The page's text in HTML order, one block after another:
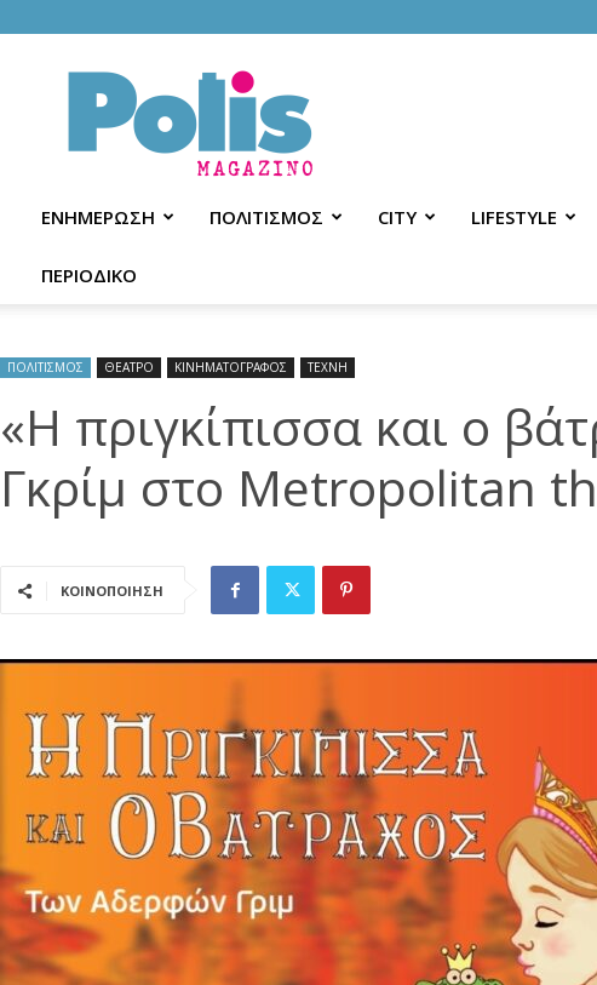
Polis
Magazino
ΕΝΗΜΕΡΩΣΗ ΠΟΛΙΤΙΣΜΟΣ CITY LIFESTYLE
ΠΕΡΙΟΔΙΚΟ
ΠΟΛΙΤΙΣΜΟΣ ΘΕΑΤΡΟ ΚΙΝΗΜΑΤΟΓΡΑΦΟΣ ΤΕΧΝΗ
«Η πριγκίπισσα και ο
Γκρίμ στο Metropolitan
ΚΟΙΝΟΠΟΙΗΣΗ